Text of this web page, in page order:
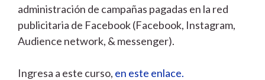
administración de campañas pagadas en la red
publicitaria de Facebook (Facebook, Instagram,
Audience network, & messenger).
Ingresa a este curso, en este enlace.